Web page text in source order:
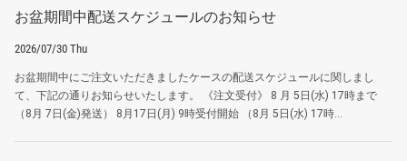
お盆期間中配送スケジュールのお知らせ
2026/07/30 Thu
お盆期間中にご注文いただきましたケースの配送スケジュールに関しまし
て、下記の通りお知らせいたします。 《注文受付》 8 月 5日(水) 17時まで
（8月 7日(金)発送） 8月17日(月) 9時受付開始 （8月 5日(水) 17時...